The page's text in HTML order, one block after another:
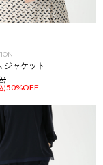
ジャケット
)
)50%OFF